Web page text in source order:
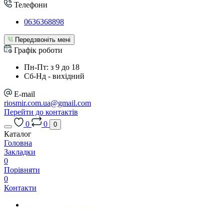
Телефони
0636368898
Передзвоніть мені
Графік роботи
Пн-Пт: з 9 до 18
Сб-Нд - вихідний
E-mail
riosmir.com.ua@gmail.com
Перейти до контактів
0
0 0
Каталог
Головна
Закладки
0
Порівняти
0
Контакти